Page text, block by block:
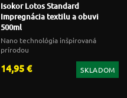
Isokor Lotos Standard
Impregnácia textilu a obuvi
500ml
Nano technológia inšpirovaná
prírodou
14,95 € SKLADOM